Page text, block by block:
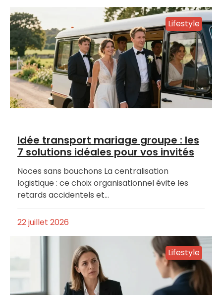
Lifestyle
Idée transport mariage groupe : les
7 solutions idéales pour vos invités
Noces sans bouchons La centralisation
logistique : ce choix organisationnel évite les
retards accidentels et…
22 juillet 2026
Lifestyle